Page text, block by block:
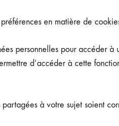
en matière de
personnelles pour accéder
d’accéder à cette
partagées à votre sujet soient